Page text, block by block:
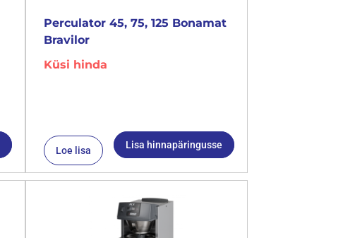
Perculator 45, 75, 125 Bonamat
Bravilor
Küsi hinda
Loe lisa Lisa hinnapäringusse